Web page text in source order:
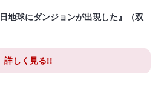
地球にダンジョンが出現した』（双
詳しく見る!!